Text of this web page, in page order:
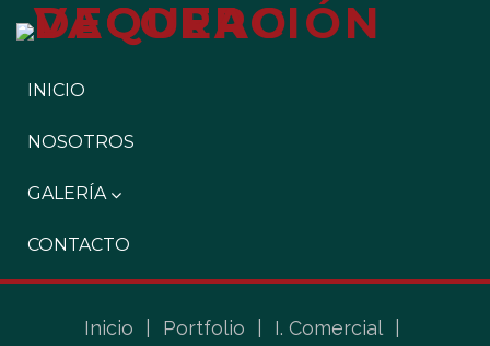
INICIO
NOSOTROS
GALERÍA
CONTACTO
Inicio Portfolio I. Comercial